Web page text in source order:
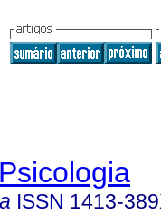
ISSN 1413-